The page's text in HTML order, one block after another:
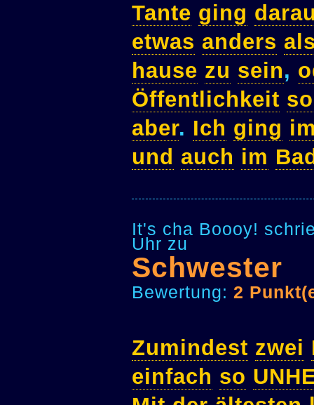
Tante ging
etwas anders
hause zu sein,
Öffentlichkeit so
aber. Ich ging
und auch im
It's cha Boooy!
Uhr zu
Schwester
Bewertung: 2
Zumindest zwei
einfach so